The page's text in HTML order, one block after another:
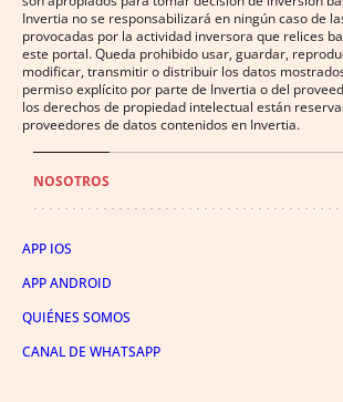
Invertia no se responsabilizará en ningún caso de
provocadas por la actividad inversora que relices
este portal. Queda prohibido usar, guardar,
modificar, transmitir o distribuir los datos
permiso explícito por parte de Invertia o del
los derechos de propiedad intelectual están
proveedores de datos contenidos en Invertia.
NOSOTROS
APP IOS
APP ANDROID
QUIÉNES SOMOS
CANAL DE WHATSAPP